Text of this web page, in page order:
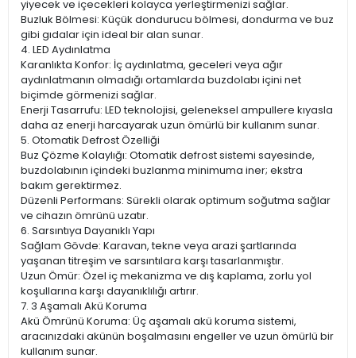
yiyecek ve içecekleri kolayca yerleştirmenizi sağlar.
Buzluk Bölmesi: Küçük dondurucu bölmesi, dondurma ve buz
gibi gıdalar için ideal bir alan sunar.
4. LED Aydınlatma
Karanlıkta Konfor: İç aydınlatma, geceleri veya ağır
aydınlatmanın olmadığı ortamlarda buzdolabı içini net
biçimde görmenizi sağlar.
Enerji Tasarrufu: LED teknolojisi, geleneksel ampullere kıyasla
daha az enerji harcayarak uzun ömürlü bir kullanım sunar.
5. Otomatik Defrost Özelliği
Buz Çözme Kolaylığı: Otomatik defrost sistemi sayesinde,
buzdolabının içindeki buzlanma minimuma iner; ekstra
bakım gerektirmez.
Düzenli Performans: Sürekli olarak optimum soğutma sağlar
ve cihazın ömrünü uzatır.
6. Sarsıntıya Dayanıklı Yapı
Sağlam Gövde: Karavan, tekne veya arazi şartlarında
yaşanan titreşim ve sarsıntılara karşı tasarlanmıştır.
Uzun Ömür: Özel iç mekanizma ve dış kaplama, zorlu yol
koşullarına karşı dayanıklılığı artırır.
7. 3 Aşamalı Akü Koruma
Akü Ömrünü Koruma: Üç aşamalı akü koruma sistemi,
aracınızdaki akünün boşalmasını engeller ve uzun ömürlü bir
kullanım sunar.